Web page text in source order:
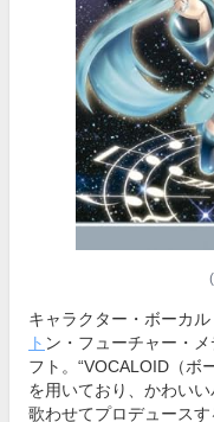
キャラクター・ボーカル
ト ン・フューチャー・
フト。“VOCALOID（ボ
を用いており、かわい
歌わせてプロデュース